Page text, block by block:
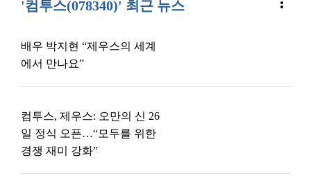
'컴투스(078340)' 최근 뉴스
배우 박지현 “제우스의 세계
에서 만나요”
컴투스, 제우스: 오만의 신 26
일 정식 오픈…“모두를 위한
경쟁 재미 강화”